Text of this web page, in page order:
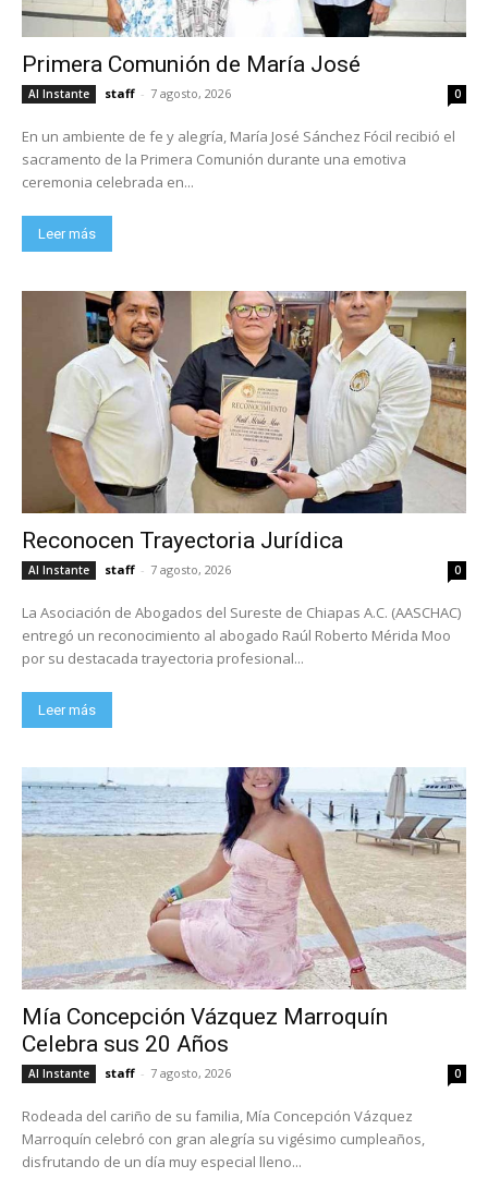
Primera Comunión de María José
Al Instante staff - 7 agosto, 2026 0
En un ambiente de fe y alegría, María José Sánchez Fócil recibió el
sacramento de la Primera Comunión durante una emotiva
ceremonia celebrada en...
Leer más
Reconocen Trayectoria Jurídica
Al Instante staff - 7 agosto, 2026 0
La Asociación de Abogados del Sureste de Chiapas A.C. (AASCHAC)
entregó un reconocimiento al abogado Raúl Roberto Mérida Moo
por su destacada trayectoria profesional...
Leer más
Mía Concepción Vázquez Marroquín
Celebra sus 20 Años
Al Instante staff - 7 agosto, 2026 0
Rodeada del cariño de su familia, Mía Concepción Vázquez
Marroquín celebró con gran alegría su vigésimo cumpleaños,
disfrutando de un día muy especial lleno...